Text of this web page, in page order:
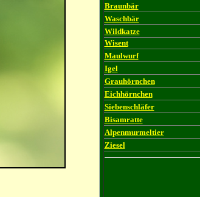
Braunbär
Waschbär
Wildkatze
Wisent
Maulwurf
Igel
Grauhörnchen
Eichhörnchen
Siebenschläfer
Bisamratte
Alpenmurmeltier
Ziesel